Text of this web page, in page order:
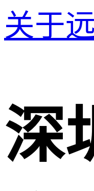
关于
深